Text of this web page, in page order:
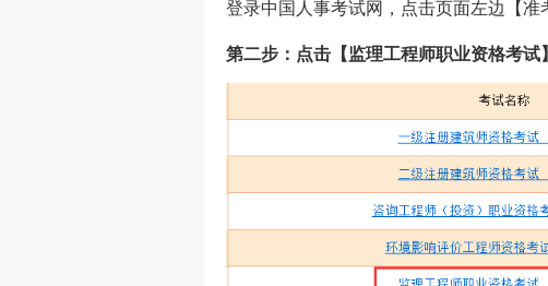
登录中国人事考试网，点击页面左边【准
第二步：点击【监理工程师职业资格考试